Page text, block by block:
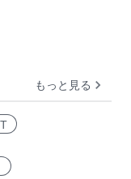
もっと見る